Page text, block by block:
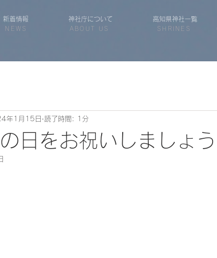
新着情報 神社庁について 高知県神社一覧
NEWS ABOUT US SHRINES
日をお祝いしましょう
年1月15日 読了時間: 1分